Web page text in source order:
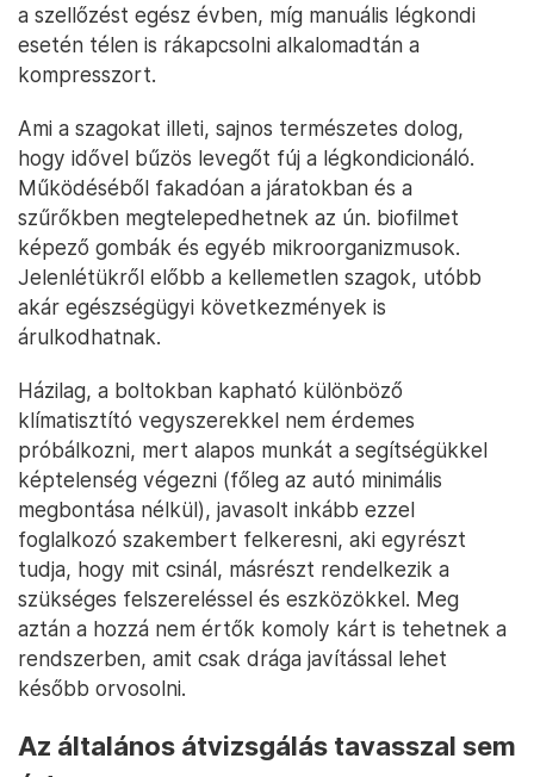
a szellőzést egész évben, míg manuális légkondi
esetén télen is rákapcsolni alkalomadtán a
kompresszort.
Ami a szagokat illeti, sajnos természetes dolog,
hogy idővel bűzös levegőt fúj a légkondicionáló.
Működéséből fakadóan a járatokban és a
szűrőkben megtelepedhetnek az ún. biofilmet
képező gombák és egyéb mikroorganizmusok.
Jelenlétükről előbb a kellemetlen szagok, utóbb
akár egészségügyi következmények is
árulkodhatnak.
Házilag, a boltokban kapható különböző
klímatisztító vegyszerekkel nem érdemes
próbálkozni, mert alapos munkát a segítségükkel
képtelenség végezni (főleg az autó minimális
megbontása nélkül), javasolt inkább ezzel
foglalkozó szakembert felkeresni, aki egyrészt
tudja, hogy mit csinál, másrészt rendelkezik a
szükséges felszereléssel és eszközökkel. Meg
aztán a hozzá nem értők komoly kárt is tehetnek a
rendszerben, amit csak drága javítással lehet
később orvosolni.
Az általános átvizsgálás tavasszal sem